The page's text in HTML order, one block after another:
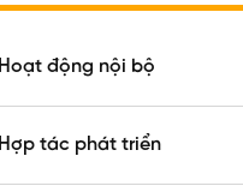
Hoạt động nội bộ
Hợp tác phát triển